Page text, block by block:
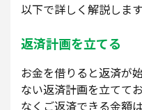
以下で詳しく解説します
返済計画を立てる
お金を借りると返済が
ない返済計画を立てて
なくご返済できる金額